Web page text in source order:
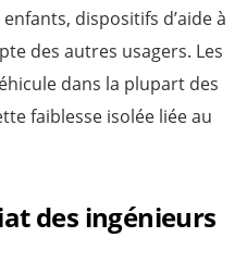
dispositifs d’aide à
des autres usagers. Les
dans la plupart des
faiblesse isolée liée au
des ingénieurs